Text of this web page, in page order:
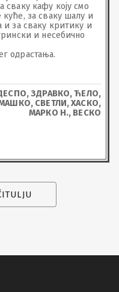
сваку кафу коју смо
куће, за сваку шалу и
и за сваку критику и
и несебично
одрастања.
ЗДРАВКО, ЋЕЛО,
СВЕТЛИ, ХАСКО,
МАРКО Н., ВЕСКО